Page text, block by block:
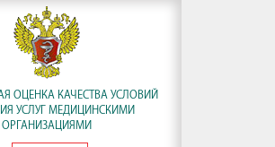
ОЦЕНКА КАЧЕСТВА УСЛОВИЙ
УСЛУГ МЕДИЦИНСКИМИ
ОРГАНИЗАЦИЯМИ